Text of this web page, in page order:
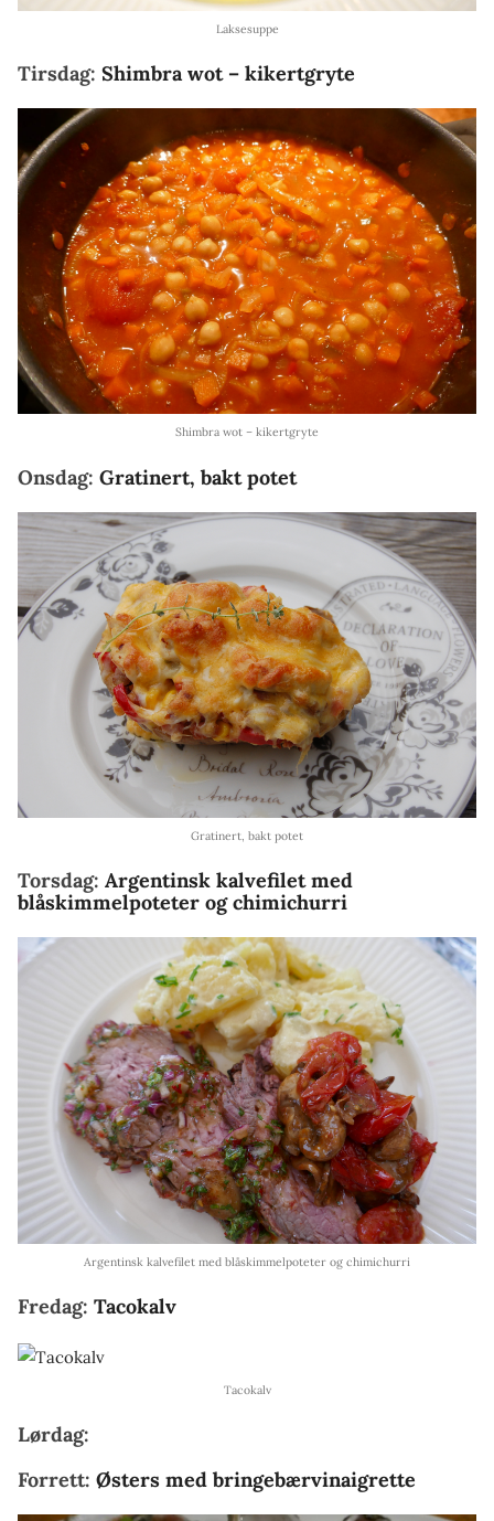
Laksesuppe
Tirsdag: Shimbra wot – kikertgryte
Shimbra wot – kikertgryte
Onsdag: Gratinert, bakt potet
Gratinert, bakt potet
Torsdag: Argentinsk kalvefilet med
blåskimmelpoteter og chimichurri
Argentinsk kalvefilet med blåskimmelpoteter og chimichurri
Fredag: Tacokalv
Tacokalv
Lørdag:
Forrett: Østers med bringebærvinaigrette